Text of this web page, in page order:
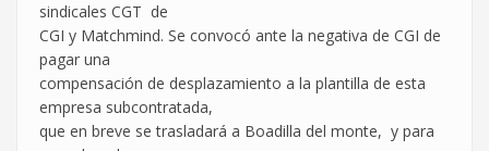
sindicales CGT de
CGI y Matchmind. Se convocó ante la negativa de CGI de
pagar una
compensación de desplazamiento a la plantilla de esta
empresa subcontratada,
que en breve se trasladará a Boadilla del monte, y para